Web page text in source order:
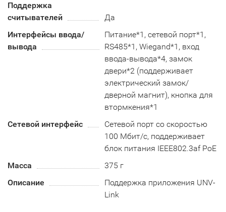
Поддержка
считывателей
Да
Интерфейсы ввода/
вывода
Питание*1, сетевой порт*1,
RS485*1, Wiegand*1, вход
ввода-вывода*4, замок
двери*2 (поддерживает
электрический замок/
дверной магнит), кнопка для
втормкения*1
Сетевой интерфейс
Сетевой порт со скоростью
100 Мбит/с, поддерживает
блок питания IEEE802.3af PoE
Масса
375 г
Описание
Поддержка приложения UNV-
Link